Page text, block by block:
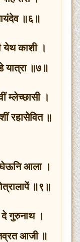
॥६॥
येथ काशी ।
यात्रा ॥७॥
म्लेच्छासी ।
रहासेवित ॥
घेऊनि आला ।
॥९॥
दे गुरुनाथ ।
आजी ॥